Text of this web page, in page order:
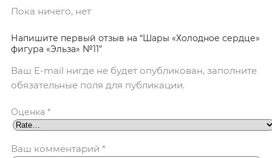
Пока ничего, нет
Напишите первый отзыв на “Шары «Холодное сердце»
фигура «Эльза» №11”
Ваш E-mail нигде не будет опубликован, заполните
обязательные поля для публикации.
Оценка *
Ваш комментарий *